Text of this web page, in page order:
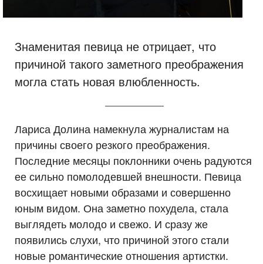
Знаменитая певица не отрицает, что
причиной такого заметного преображения
могла стать новая влюбленность.
Лариса Долина намекнула журналистам на
причины своего резкого преображения.
Последние месяцы поклонники очень радуются
ее сильно помолодевшей внешности. Певица
восхищает новыми образами и совершенно
юным видом. Она заметно похудела, стала
выглядеть молодо и свежо. И сразу же
появились слухи, что причиной этого стали
новые романтические отношения артистки.